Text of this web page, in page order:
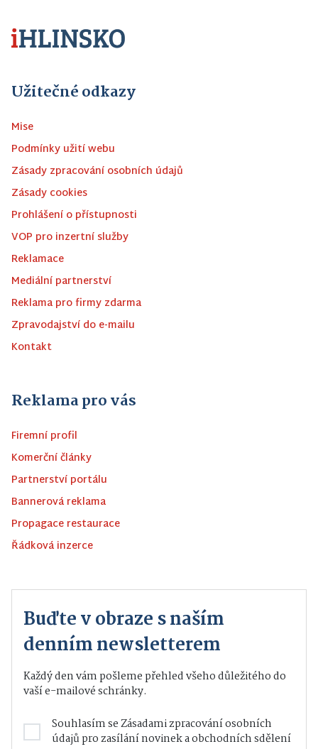
Užitečné odkazy
Mise
Podmínky užití webu
Zásady zpracování osobních údajů
Zásady cookies
Prohlášení o přístupnosti
VOP pro inzertní služby
Reklamace
Mediální partnerství
Reklama pro firmy zdarma
Zpravodajství do e-mailu
Kontakt
Reklama pro vás
Firemní profil
Komerční články
Partnerství portálu
Bannerová reklama
Propagace restaurace
Řádková inzerce
Buďte v obraze s naším
denním newsletterem
Každý den vám pošleme přehled všeho důležitého do
vaší e-mailové schránky.
Souhlasím seZásadami zpracování osobních
údajůpro zasílání novinek a obchodních sdělení